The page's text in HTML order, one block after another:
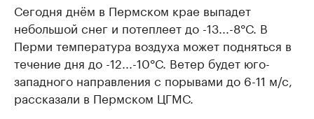
Сегодня днём в Пермском крае выпадет
небольшой снег и потеплеет до -13...-8°С. В
Перми температура воздуха может подняться в
течение дня до -12...-10°С. Ветер будет юго-
западного направления с порывами до 6-11 м/с,
рассказали в Пермском ЦГМС.